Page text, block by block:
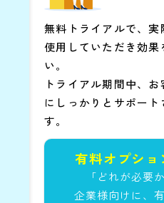
無料トライアルで、実
使用していただき効果
い。
トライアル期間中、
にしっかりとサポート
す。
有料オプショ
「どれが必要
企業様向けに、